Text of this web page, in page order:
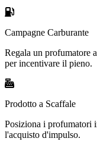
Campagne Carburante
Regala un profumatore
per incentivare il pieno.
Prodotto a Scaffale
Posiziona i profumatori
l'acquisto d'impulso.